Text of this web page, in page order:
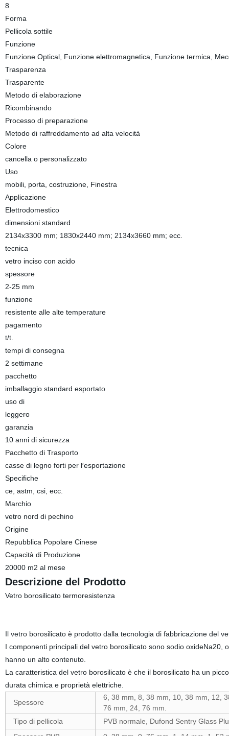
8
Forma
Pellicola sottile
Funzione
Funzione Optical, Funzione elettromagnetica, Funzione termica,
Trasparenza
Trasparente
Metodo di elaborazione
Ricombinando
Processo di preparazione
Metodo di raffreddamento ad alta velocità
Colore
cancella o personalizzato
Uso
mobili, porta, costruzione, Finestra
Applicazione
Elettrodomestico
dimensioni standard
2134x3300 mm; 1830x2440 mm; 2134x3660 mm; ecc.
tecnica
vetro inciso con acido
spessore
2-25 mm
funzione
resistente alle alte temperature
pagamento
t/t.
tempi di consegna
2 settimane
pacchetto
imballaggio standard esportato
uso di
leggero
garanzia
10 anni di sicurezza
Pacchetto di Trasporto
casse di legno forti per l′esportazione
Specifiche
ce, astm, csi, ecc.
Marchio
vetro nord di pechino
Origine
Repubblica Popolare Cinese
Capacità di Produzione
20000 m2 al mese
Descrizione del Prodotto
Vetro borosilicato termoresistenza
Il vetro borosilicato è prodotto dalla tecnologia di fabbricazione del
I componenti principali del vetro borosilicato sono sodio
hanno un alto contenuto.
La caratteristica del vetro borosilicato è che il borosilicato ha un
durata chimica e proprietà elettriche.
Spessore
6, 38 mm, 8, 38 mm, 10, 38 mm, 12,
76 mm, 24, 76 mm.
Tipo di pellicola
PVB normale, Dufond Sentry Glass